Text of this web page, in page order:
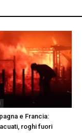
e Francia:
roghi fuori